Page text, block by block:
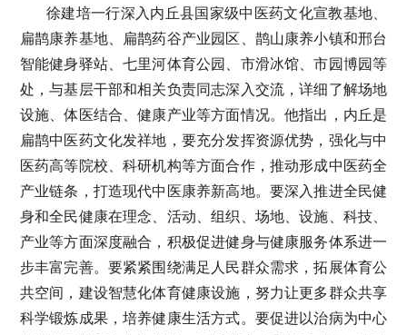
徐建培一行深入内丘县国家级中医药文化宣教基地、
扁鹊康养基地、扁鹊药谷产业园区、鹊山康养小镇和邢台
智能健身驿站、七里河体育公园、市滑冰馆、市园博园等
处，与基层干部和相关负责同志深入交流，详细了解场地
设施、体医结合、健康产业等方面情况。他指出，内丘是
扁鹊中医药文化发祥地，要充分发挥资源优势，强化与中
医药高等院校、科研机构等方面合作，推动形成中医药全
产业链条，打造现代中医康养新高地。要深入推进全民健
身和全民健康在理念、活动、组织、场地、设施、科技、
产业等方面深度融合，积极促进健身与健康服务体系进一
步丰富完善。要紧紧围绕满足人民群众需求，拓展体育公
共空间，建设智慧化体育健康设施，努力让更多群众共享
科学锻炼成果，培养健康生活方式。要促进以治病为中心